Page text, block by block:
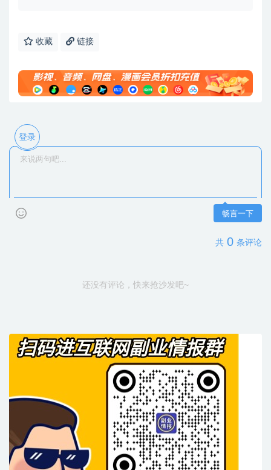
收藏 链接
登录
畅言一下
共 0 条评论
还没有评论，快来抢沙发吧~